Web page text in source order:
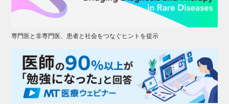
専門医と非専門医、患者と社会をつなぐヒントを提示